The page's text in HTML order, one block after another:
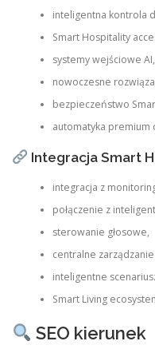
inteligentna kontrola
Smart Hospitality
systemy wejściowe AI,
nowoczesne
bezpieczeństwo
automatyka premium
Integracja Smart
integracja z
połączenie z
sterowanie głosowe,
centralne
inteligentne
Smart Living
SEO kierunek